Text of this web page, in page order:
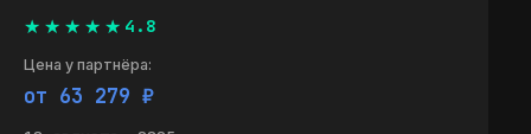
4.8
Цена у партнёра:
от 63 279 ₽